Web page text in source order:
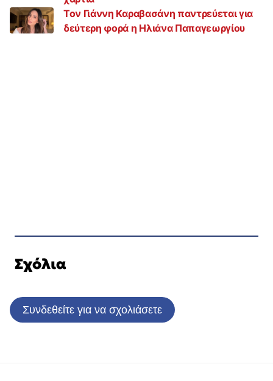
Τον Γιάννη Καραβασάνη παντρεύεται για
δεύτερη φορά η Ηλιάνα Παπαγεωργίου
Σχόλια
Συνδεθείτε για να σχολιάσετε